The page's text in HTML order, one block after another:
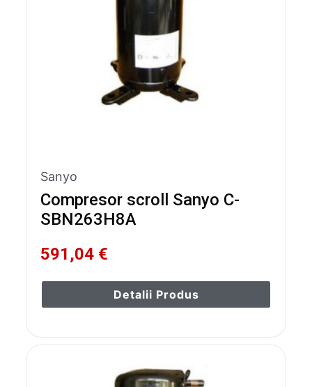
Sanyo
Compresor scroll Sanyo C-
SBN263H8A
591,04 €
Detalii Produs